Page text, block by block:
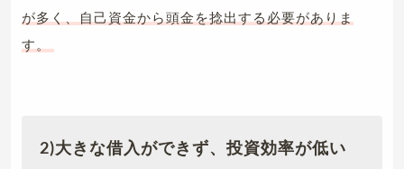
が多く、自己資金から頭金を捻出する必要がありま
す。
2)大きな借入ができず、投資効率が低い